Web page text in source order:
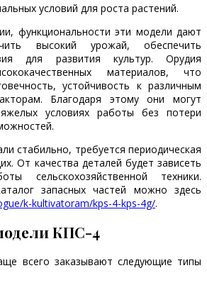
условий для роста растений.
функциональности эти модели дают
высокий урожай, обеспечить
для развития культур. Орудия
материалов, что
устойчивость к различным
Благодаря этому они могут
условиях работы без потери
стабильно, требуется периодическая
От качества деталей будет зависеть
сельскохозяйственной техники.
запасных частей можно здесь
k-kultivatoram/kps-4-kps-4g/.
КПС-4
всего заказывают следующие типы